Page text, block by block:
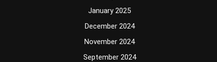
January 2025
December 2024
November 2024
September 2024